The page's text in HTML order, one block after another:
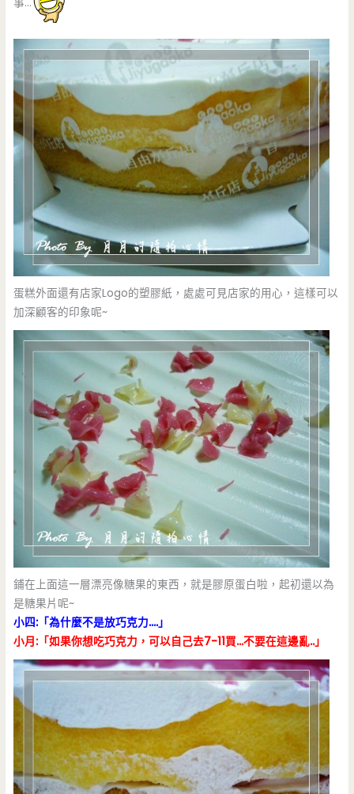
蛋糕外面還有店家Logo的塑膠紙，處處可見店家的用心，這樣可以
加深顧客的印象呢~
鋪在上面這一層漂亮像糖果的東西，就是膠原蛋白啦，起初還以為
是糖果片呢~
小四:「為什麼不是放巧克力….」
小月:「如果你想吃巧克力，可以自己去7-11買…不要在這邊亂..」